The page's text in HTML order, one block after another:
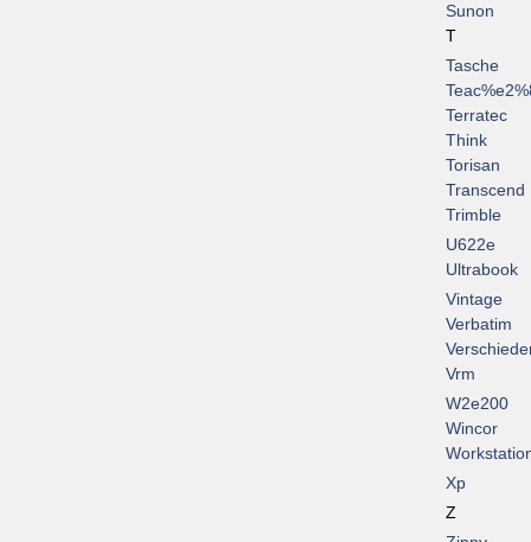
Sunon
T
Tasche
Terratec
Think
Torisan
Transcend
Trimble
U622e
Ultrabook
Vintage
Verbatim
Vrm
W2e200
Wincor
Xp
Z